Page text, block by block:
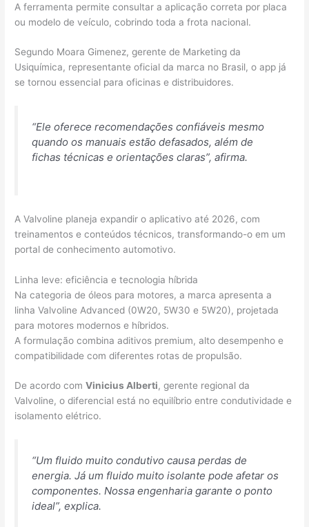
A ferramenta permite consultar a aplicação correta por placa
ou modelo de veículo, cobrindo toda a frota nacional.
Segundo Moara Gimenez, gerente de Marketing da
Usiquímica, representante oficial da marca no Brasil, o app já
se tornou essencial para oficinas e distribuidores.
“Ele oferece recomendações confiáveis mesmo
quando os manuais estão defasados, além de
fichas técnicas e orientações claras”, afirma.
A Valvoline planeja expandir o aplicativo até 2026, com
treinamentos e conteúdos técnicos, transformando-o em um
portal de conhecimento automotivo.
Linha leve: eficiência e tecnologia híbrida
Na categoria de óleos para motores, a marca apresenta a
linha Valvoline Advanced (0W20, 5W30 e 5W20), projetada
para motores modernos e híbridos.
A formulação combina aditivos premium, alto desempenho e
compatibilidade com diferentes rotas de propulsão.
De acordo comVinicius Alberti, gerente regional da
Valvoline, o diferencial está no equilíbrio entre condutividade e
isolamento elétrico.
“Um fluido muito condutivo causa perdas de
energia. Já um fluido muito isolante pode afetar os
componentes. Nossa engenharia garante o ponto
ideal”, explica.